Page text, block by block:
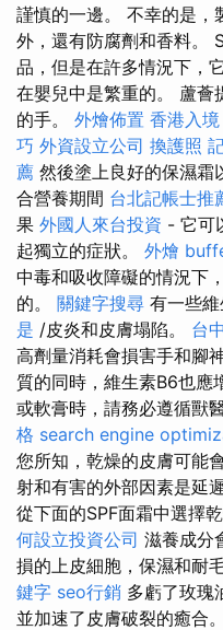
謹慎的一邊。 不幸的是，
外，還有防腐劑和香料。
品，但是在許多情況下，
在嬰兒中是繁重的。 蘆薈
的手。 外燴佈置 香港入
巧 外資設立公司 換護照
薦 然後塗上良好的保濕霜
合營養期間 台北記帳士推
果 外國人來台投資 - 它可
起獨立的症狀。 外燴
中毒和吸收障礙的情況下
的。 關鍵字搜尋 有一些
是 /皮炎和皮膚塌陷。 台
高劑量消耗會損害手和腳
質的同時，維生素B6也應
或軟膏時，請務必遵循獸
格 search engine
您所知，乾燥的皮膚可能
射和有害的外部因素是延
從下面的SPF面霜中選擇
何設立投資公司 滋養成分
損的上皮細胞，保濕和耐
鍵字 seo行銷 多虧了玫瑰
並加速了皮膚破裂的癒合